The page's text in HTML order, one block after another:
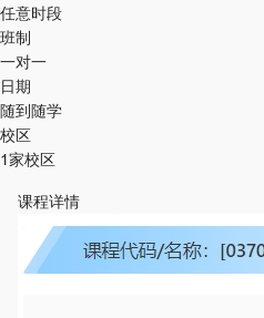
任意时段
班制
一对一
日期
随到随学
校区
1家校区
课程详情